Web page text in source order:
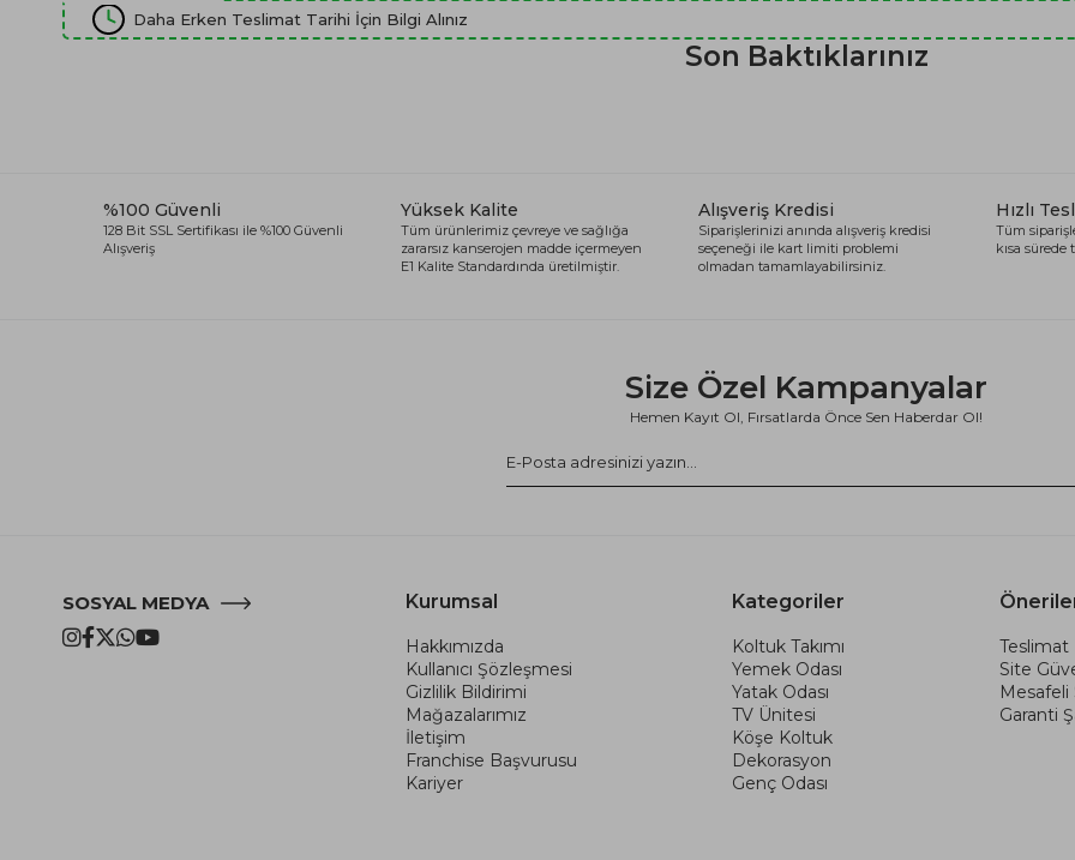
Daha Erken Teslimat Tarihi İçin Bilgi Alınız
Son Baktıklarınız
%100 Güvenli
128 Bit SSL Sertifikası ile %100 Güvenli
Alışveriş
Yüksek Kalite
Tüm ürünlerimiz çevreye ve sağlığa
zararsız kanserojen madde içermeyen
E1 Kalite Standardında üretilmiştir.
Alışveriş Kredisi
Siparişlerinizi anında alışveriş kredisi
seçeneği ile kart limiti problemi
olmadan tamamlayabilirsiniz.
Hızlı
Tüm
kısa sürede
Size Özel Kampanyalar
Hemen Kayıt Ol, Fırsatlarda Önce Sen Haberdar Ol!
SOSYAL MEDYA Kurumsal
Hakkımızda
Kullanıcı Şözleşmesi
Gizlilik Bildirimi
Mağazalarımız
İletişim
Franchise Başvurusu
Kariyer
Kategoriler
Koltuk Takımı
Yemek Odası
Yatak Odası
TV Ünitesi
Köşe Koltuk
Dekorasyon
Genç Odası
Teslimat
Site
Mesafeli
Garanti